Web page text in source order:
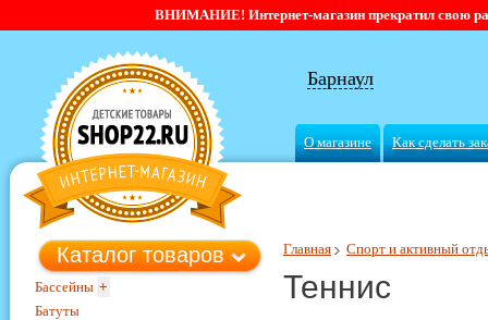
ВНИМАНИЕ! Интернет-магазин прекратил свою
Барнаул
О магазине Как сделать
Главная Спорт и активный
Теннис
Каталог товаров
Бассейны +
Батуты